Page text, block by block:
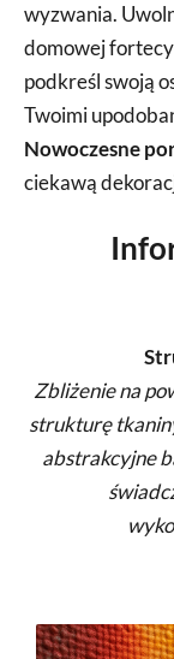
wyzwania.
domowej
podkreśl swoją
Twoimi
Nowoczesne
ciekawą
Zbliżenie na
strukturę
abstrakcyjne